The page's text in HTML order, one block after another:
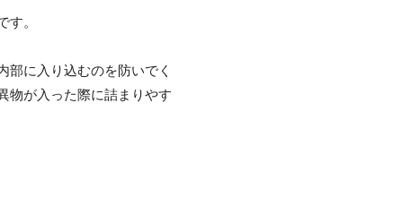
す。
部に入り込むのを防いでく
物が入った際に詰まりやす